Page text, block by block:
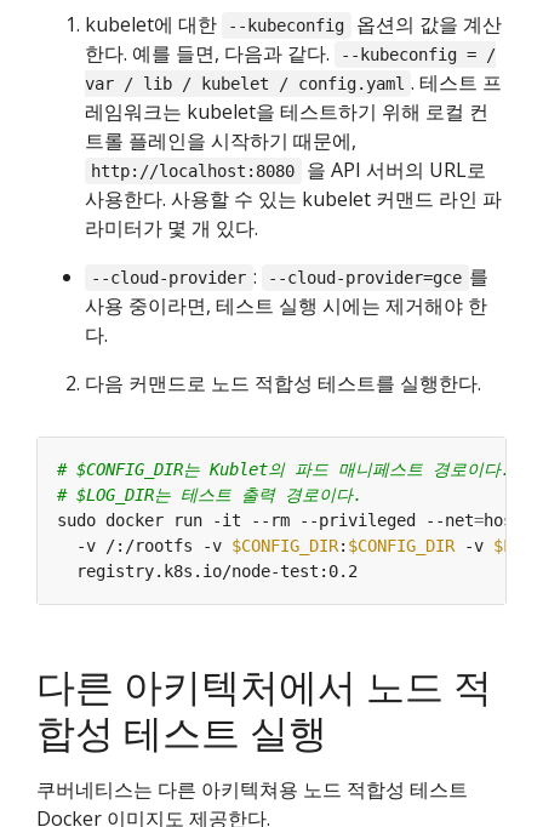
kubelet에 대한
--kubeconfig
옵션의 값을 계산
한다. 예를 들면, 다음과 같다.
--kubeconfig = /
var / lib / kubelet / config.yaml . 테스트 프
레임워크는 kubelet을 테스트하기 위해 로컬 컨
트롤 플레인을 시작하기 때문에,
http://localhost:8080
을 API 서버의 URL로
사용한다. 사용할 수 있는 kubelet 커맨드 라인 파
라미터가 몇 개 있다.
--cloud-provider : --cloud-provider=gce 를
사용 중이라면, 테스트 실행 시에는 제거해야 한
다.
다음 커맨드로 노드 적합성 테스트를 실행한다.
# $CONFIG_DIR는 Kublet의 파드 매니페스트 경로이다.
# $LOG_DIR는 테스트 출력 경로이다.
sudo docker run -it --rm --privileged --net=host
  -v /:/rootfs -v
$CONFIG_DIR: $CONFIG_DIR -v
다른 아키텍처에서 노드 적
합성 테스트 실행
쿠버네티스는 다른 아키텍쳐용 노드 적합성 테스트
Docker 이미지도 제공한다.